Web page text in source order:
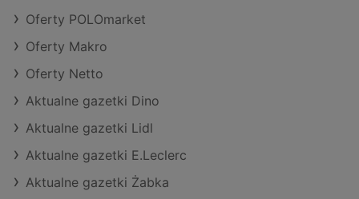
Oferty POLOmarket
Oferty Makro
Oferty Netto
Aktualne gazetki Dino
Aktualne gazetki Lidl
Aktualne gazetki E.Leclerc
Aktualne gazetki Żabka